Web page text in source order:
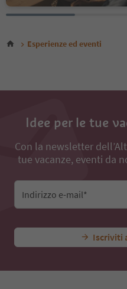
Esperienze ed eventi
Idee per le tue
Con la newsletter
tue vacanze, eventi da
Indirizzo e-mail*
Iscriviti